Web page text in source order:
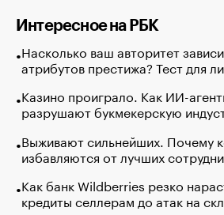
Интересное на РБК
Насколько ваш авторитет
атрибутов престижа? Тест для
Казино проиграло. Как ИИ-
разрушают букмекерскую
Выживают сильнейших. Почему
избавляются от лучших
Как банк Wildberries резко
кредиты селлерам до атак на